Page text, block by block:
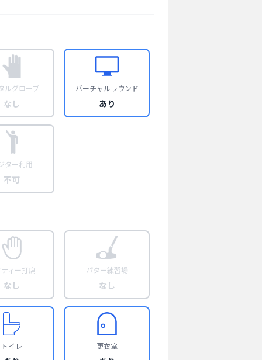
ルグローブ
なし
バーチャルラウンド
あり
ター利用
不可
ィー打席
なし
パター練習場
なし
トイレ 更衣室